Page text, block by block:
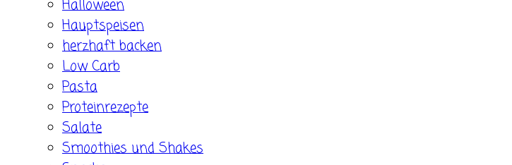
Halloween
Hauptspeisen
herzhaft backen
Low Carb
Pasta
Proteinrezepte
Salate
Smoothies und Shakes